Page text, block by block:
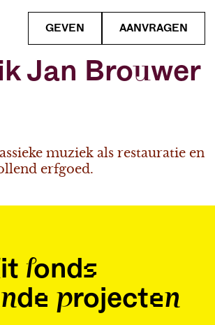
GEVEN AANVRAGEN
Jan Brouwer
muziek als restauratie en
erfgoed.
fonds
projecten